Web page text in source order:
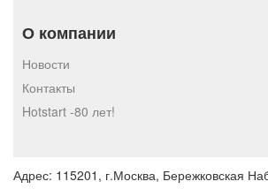
О компании
Новости
Контакты
Hotstart -80 лет!
Адрес: 115201, г.Москва, Бережковская